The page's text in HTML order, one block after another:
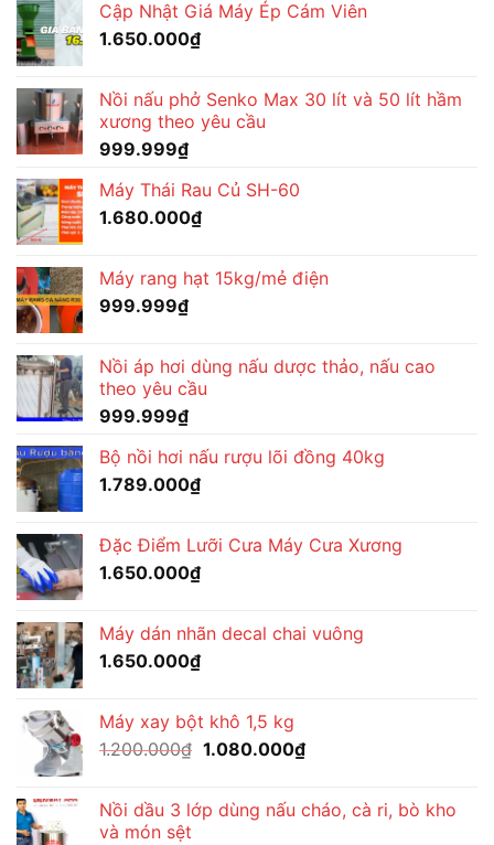
Cập Nhật Giá Máy Ép Cám Viên
1.650.000₫
Nồi nấu phở Senko Max 30 lít và 50 lít hầm
xương theo yêu cầu
999.999₫
Máy Thái Rau Củ SH-60
1.680.000₫
Máy rang hạt 15kg/mẻ điện
999.999₫
Nồi áp hơi dùng nấu dược thảo, nấu cao
theo yêu cầu
999.999₫
Bộ nồi hơi nấu rượu lõi đồng 40kg
1.789.000₫
Đặc Điểm Lưỡi Cưa Máy Cưa Xương
1.650.000₫
Máy dán nhãn decal chai vuông
1.650.000₫
Máy xay bột khô 1,5 kg
1.200.000₫ Giá
1.200.000₫.
1.080.000₫Giá
là:
Nồi dầu 3 lớp dùng nấu cháo, cà ri, bò kho
và món sệt